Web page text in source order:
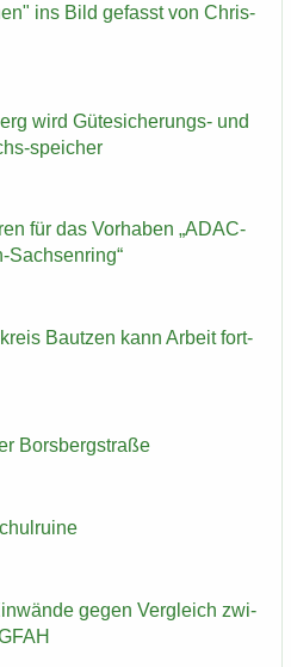
ins Bild ge­fasst von Chris­
wird Gütesicherungs-​ und
​speicher
für das Vor­ha­ben „ADAC-​
​Sachsenring“
Baut­zen kann Ar­beit fort­
Borsberg­stra­ße
gegen Ver­gleich zwi­